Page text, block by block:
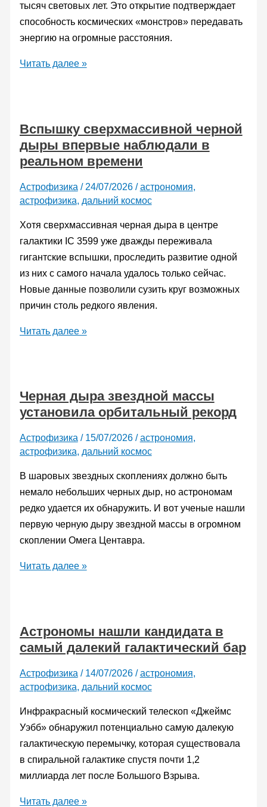
тысяч световых лет. Это открытие подтверждает
способность космических «монстров» передавать
энергию на огромные расстояния.
Сверхмассивная
ударную
волну
на
300
тысяч
световых
лет
Читать далее »
Вспышку сверхмассивной черной
дыры впервые наблюдали в
реальном времени
Астрофизика / 24/07/2026 /астрономия,
астрофизика, дальний космос
Хотя сверхмассивная черная дыра в центре
галактики IC 3599 уже дважды переживала
гигантские вспышки, проследить развитие одной
из них с самого начала удалось только сейчас.
Новые данные позволили сузить круг возможных
причин столь редкого явления.
Вспышку
впервые
наблюдали
реальном
времени
Читать далее »
Черная дыра звездной массы
установила орбитальный рекорд
Астрофизика / 15/07/2026 /астрономия,
астрофизика, дальний космос
В шаровых звездных скоплениях должно быть
немало небольших черных дыр, но астрономам
редко удается их обнаружить. И вот ученые нашли
первую черную дыру звездной массы в огромном
скоплении Омега Центавра.
Черная
установила
орбитальный
Читать далее »
Астрономы нашли кандидата в
самый далекий галактический бар
Астрофизика / 14/07/2026 /астрономия,
астрофизика, дальний космос
Инфракрасный космический телескоп «Джеймс
Уэбб» обнаружил потенциально самую далекую
галактическую перемычку, которая существовала
в спиральной галактике спустя почти 1,2
миллиарда лет после Большого Взрыва.
Астрономы
Читать далее »